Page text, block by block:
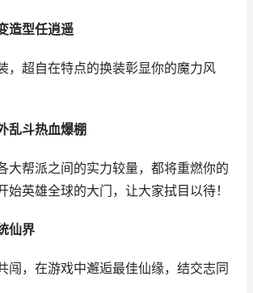
造型任逍遥
，超自在特点的换装彰显你的魔力风
乱斗热血爆棚
大帮派之间的实力较量，都将重燃你的
始英雄全球的大门，让大家拭目以待！
仙界
闯，在游戏中邂逅最佳仙缘，结交志同